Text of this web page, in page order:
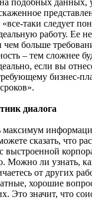
подобных данных,
таки следует
работу. Ее
больше
– тем сложнее
если вы
бизнес-
диалога
максимум
сказать, что
выстроенной
Можно ли узнать,
от других
хорошие
Это значит, что